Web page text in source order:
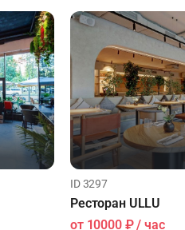
ID 3297
Ресторан ULLU
от 10000 ₽/ час